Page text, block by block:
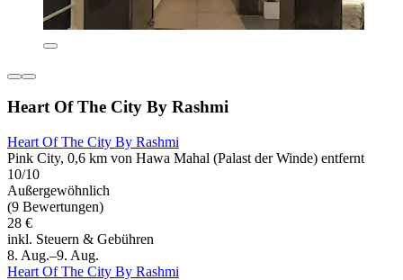
Heart Of The City By Rashmi
Heart Of The City By Rashmi
Pink City, 0,6 km von Hawa Mahal (Palast der Winde) entfernt
10/10
Außergewöhnlich
(9 Bewertungen)
28 €
inkl. Steuern & Gebühren
8. Aug.–9. Aug.
Heart Of The City By Rashmi